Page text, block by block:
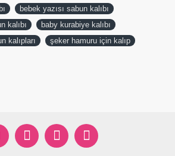
bebek yazısı sabun kalıbı
kalıbı
baby kurabiye kalıbı
kalıpları
şeker hamuru için kalıp